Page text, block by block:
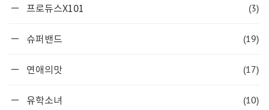
프로듀스X101 (3)
슈퍼밴드 (19)
연애의맛 (17)
유학소녀 (10)